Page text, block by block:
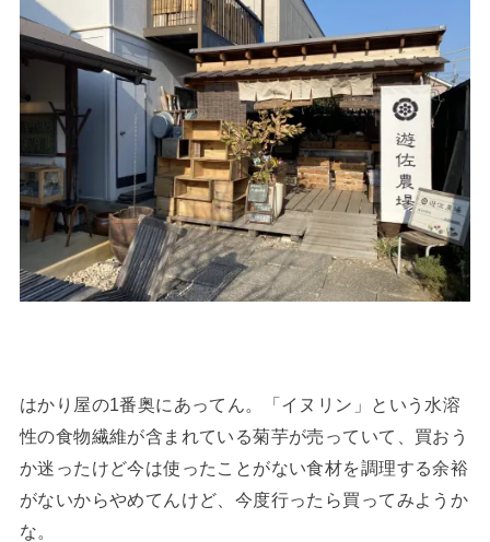
はかり屋の1番奥にあってん。「イヌリン」という水溶
性の食物繊維が含まれている菊芋が売っていて、買おう
か迷ったけど今は使ったことがない食材を調理する余裕
がないからやめてんけど、今度行ったら買ってみようか
な。